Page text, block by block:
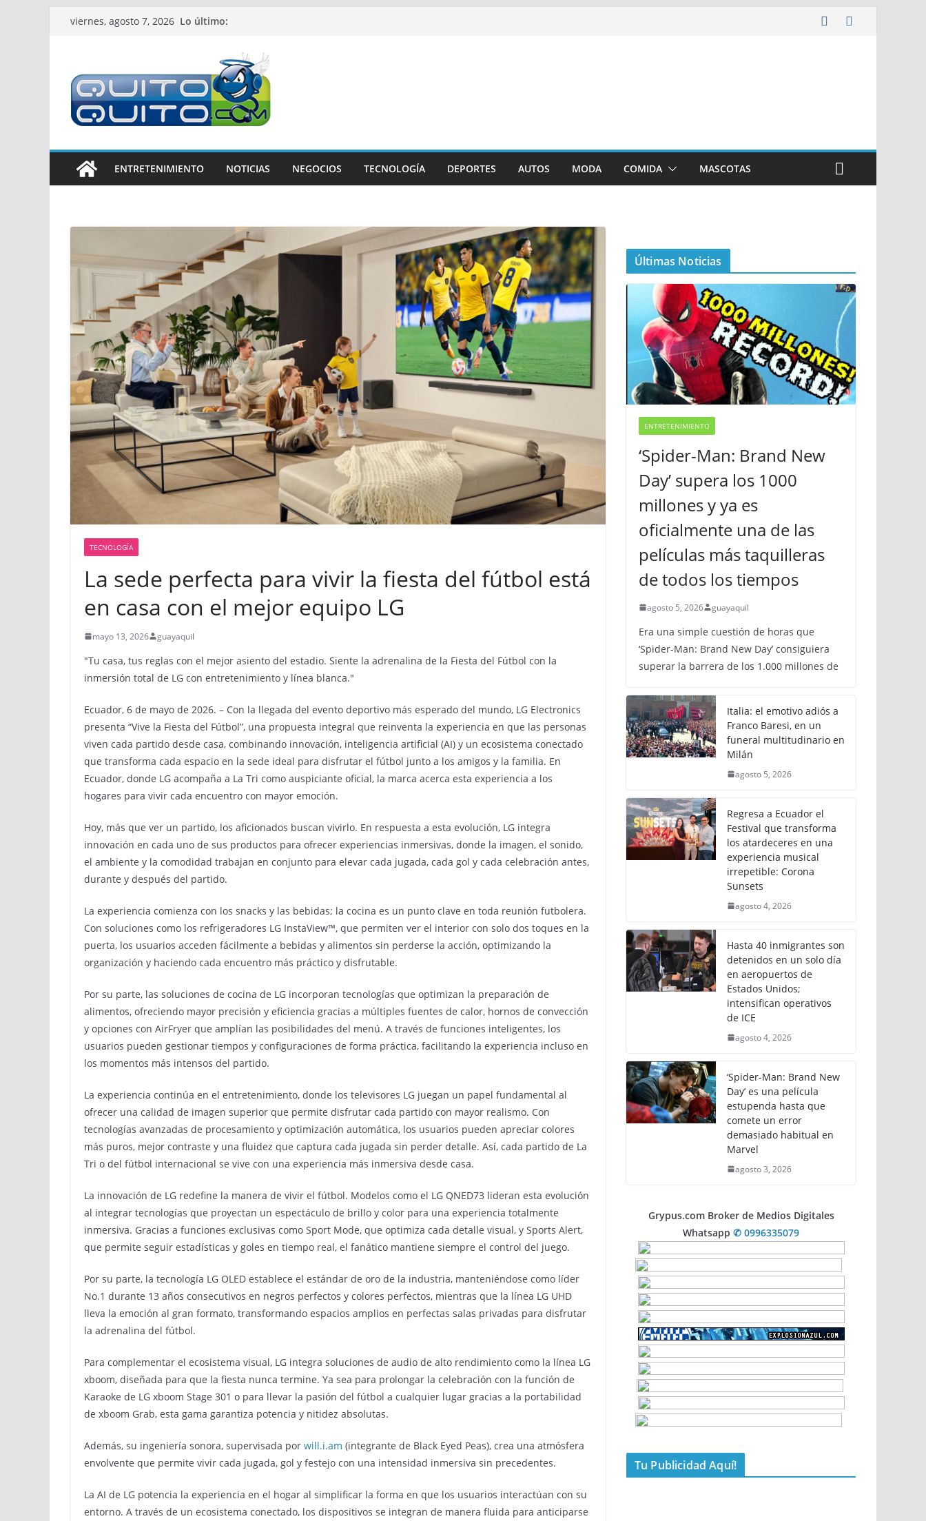
Saltarviernes, agosto 7, 2026 Lo último:
ENTRETENIMIENTO NOTICIAS NEGOCIOS TECNOLOGÍA DEPORTES AUTOS MODA COMIDA MASCOTAS
TECNOLOGÍA
La sede perfecta para vivir la fiesta del fútbol está
en casa con el mejor equipo LG
mayo 13, 2026 guayaquil
"Tu casa, tus reglas con el mejor asiento del estadio. Siente la adrenalina de la Fiesta del Fútbol con la
inmersión total de LG con entretenimiento y línea blanca."
Ecuador, 6 de mayo de 2026. – Con la llegada del evento deportivo más esperado del mundo, LG Electronics
presenta “Vive la Fiesta del Fútbol”, una propuesta integral que reinventa la experiencia en que las personas
viven cada partido desde casa, combinando innovación, inteligencia artificial (AI) y un ecosistema conectado
que transforma cada espacio en la sede ideal para disfrutar el fútbol junto a los amigos y la familia. En
Ecuador, donde LG acompaña a La Tri como auspiciante oficial, la marca acerca esta experiencia a los
hogares para vivir cada encuentro con mayor emoción.
Hoy, más que ver un partido, los aficionados buscan vivirlo. En respuesta a esta evolución, LG integra
innovación en cada uno de sus productos para ofrecer experiencias inmersivas, donde la imagen, el sonido,
el ambiente y la comodidad trabajan en conjunto para elevar cada jugada, cada gol y cada celebración antes,
durante y después del partido.
La experiencia comienza con los snacks y las bebidas; la cocina es un punto clave en toda reunión futbolera.
Con soluciones como los refrigeradores LG InstaView™, que permiten ver el interior con solo dos toques en la
puerta, los usuarios acceden fácilmente a bebidas y alimentos sin perderse la acción, optimizando la
organización y haciendo cada encuentro más práctico y disfrutable.
Por su parte, las soluciones de cocina de LG incorporan tecnologías que optimizan la preparación de
alimentos, ofreciendo mayor precisión y eficiencia gracias a múltiples fuentes de calor, hornos de convección
y opciones con AirFryer que amplían las posibilidades del menú. A través de funciones inteligentes, los
usuarios pueden gestionar tiempos y configuraciones de forma práctica, facilitando la experiencia incluso en
los momentos más intensos del partido.
La experiencia continúa en el entretenimiento, donde los televisores LG juegan un papel fundamental al
ofrecer una calidad de imagen superior que permite disfrutar cada partido con mayor realismo. Con
tecnologías avanzadas de procesamiento y optimización automática, los usuarios pueden apreciar colores
más puros, mejor contraste y una fluidez que captura cada jugada sin perder detalle. Así, cada partido de La
Tri o del fútbol internacional se vive con una experiencia más inmersiva desde casa.
La innovación de LG redefine la manera de vivir el fútbol. Modelos como el LG QNED73 lideran esta evolución
al integrar tecnologías que proyectan un espectáculo de brillo y color para una experiencia totalmente
inmersiva. Gracias a funciones exclusivas como Sport Mode, que optimiza cada detalle visual, y Sports Alert,
que permite seguir estadísticas y goles en tiempo real, el fanático mantiene siempre el control del juego.
Por su parte, la tecnología LG OLED establece el estándar de oro de la industria, manteniéndose como líder
No.1 durante 13 años consecutivos en negros perfectos y colores perfectos, mientras que la línea LG UHD
lleva la emoción al gran formato, transformando espacios amplios en perfectas salas privadas para disfrutar
la adrenalina del fútbol.
Para complementar el ecosistema visual, LG integra soluciones de audio de alto rendimiento como la línea LG
xboom, diseñada para que la fiesta nunca termine. Ya sea para prolongar la celebración con la función de
Karaoke de LG xboom Stage 301 o para llevar la pasión del fútbol a cualquier lugar gracias a la portabilidad
de xboom Grab, esta gama garantiza potencia y nitidez absolutas.
Además, su ingeniería sonora, supervisada por will.i.am (integrante de Black Eyed Peas), crea una atmósfera
envolvente que permite vivir cada jugada, gol y festejo con una intensidad inmersiva sin precedentes.
La AI de LG potencia la experiencia en el hogar al simplificar la forma en que los usuarios interactúan con su
entorno. A través de un ecosistema conectado, los dispositivos se integran de manera fluida para anticiparse
Últimas Noticias
ENTRETENIMIENTO
‘Spider-Man: Brand New
Day’ supera los 1000
millones y ya es
oficialmente una de las
películas más taquilleras
de todos los tiempos
agosto 5, 2026 guayaquil
Era una simple cuestión de horas que
‘Spider-Man: Brand New Day’ consiguiera
superar la barrera de los 1.000 millones de
Italia: el emotivo adiós a
Franco Baresi, en un
funeral multitudinario en
Milán
agosto 5, 2026
Regresa a Ecuador el
Festival que transforma
los atardeceres en una
experiencia musical
irrepetible: Corona
Sunsets
agosto 4, 2026
Hasta 40 inmigrantes son
detenidos en un solo día
en aeropuertos de
Estados Unidos;
intensifican operativos
de ICE
agosto 4, 2026
‘Spider-Man: Brand New
Day’ es una película
estupenda hasta que
comete un error
demasiado habitual en
Marvel
agosto 3, 2026
Grypus.com Broker de Medios Digitales
Whatsapp ✆ 0996335079
Tu Publicidad Aquí!